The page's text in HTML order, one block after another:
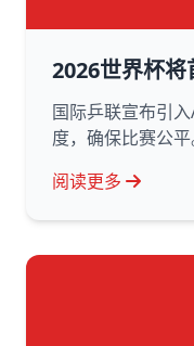
2026世界杯
国际乒联宣布引
度，确保比赛公平
阅读更多